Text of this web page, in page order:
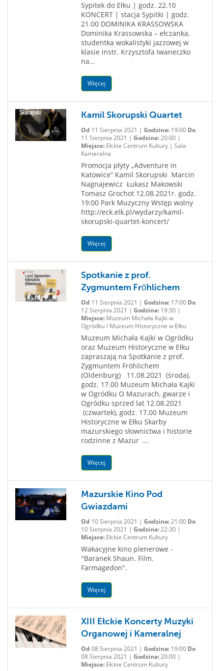
Sypitek do Ełku | godz. 22.10
KONCERT | stacja Sypitki | godz.
21.00 DOMINIKA KRASSOWSKA
Dominika Krassowska – ełczanka,
studentka wokalistyki jazzowej w
klasie instr. Krzysztofa Iwaneczko
na...
Więcej
Kamil Skorupski Quartet
Od 11 Sierpnia 2021 | Godzina:19:00 Do
11 Sierpnia 2021 | Godzina:20:00 |
Miejsce:Ełckie Centrum Kultury | Sala
Kameralna
Promocja płyty „Adventure in
Katowice” Kamil Skorupski Marcin
Nagnajewicz Łukasz Makowski
Tomasz Grochot 12.08.2021r. godz.
19:00 Park Muzyczny Wstęp wolny
http://eck.elk.pl/wydarzy/kamil-
skorupski-quartet-koncert/
Więcej
Spotkanie z prof.
Zygmuntem Fröhlichem
Od 11 Sierpnia 2021 | Godzina:17:00 Do
12 Sierpnia 2021 | Godzina:19:30 |
Miejsce:Muzeum Michała Kajki w
Ogródku / Muzeum Historyczne w Ełku
Muzeum Michała Kajki w Ogródku
oraz Muzeum Historyczne w Ełku
zapraszają na Spotkanie z prof.
Zygmuntem Fröhlichem
(Oldenburg) 11.08.2021 (środa),
godz. 17.00 Muzeum Michała Kajki
w Ogródku O Mazurach, gwarze i
Ogródku sprzed lat 12.08.2021
(czwartek), godz. 17.00 Muzeum
Historyczne w Ełku Skarby
mazurskiego słownictwa i historie
rodzinne z Mazur ...
Więcej
Mazurskie Kino Pod
Gwiazdami
Od 10 Sierpnia 2021 | Godzina:21:00 Do
10 Sierpnia 2021 | Godzina:22:30 |
Miejsce:Ełckie Centrum Kultury
Wakacyjne kino plenerowe -
"Baranek Shaun. Film.
Farmagedon".
Więcej
XIII Ełckie Koncerty Muzyki
Organowej i Kameralnej
Od 08 Sierpnia 2021 | Godzina:19:00 Do
08 Sierpnia 2021 | Godzina:20:00 |
Miejsce:Ełckie Centrum Kultury